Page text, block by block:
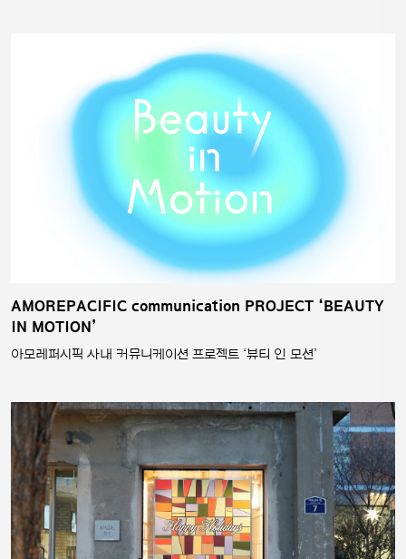
AMOREPACIFIC communication PROJECT ‘BEAUTY
IN MOTION’
아모레퍼시픽 사내 커뮤니케이션 프로젝트 ‘뷰티 인 모션’